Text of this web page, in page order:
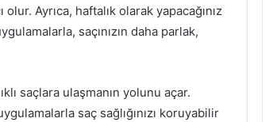
Ayrıca, haftalık olarak yapacağınız
saçınızın daha parlak,
saçlara ulaşmanın yolunu açar.
saç sağlığınızı koruyabilir